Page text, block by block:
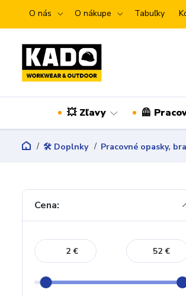
O nás O nákupe Tabuľky
💥 Zľavy 🦺
🛠️ Doplnky Pracovné opasky,
Cena:
€ €